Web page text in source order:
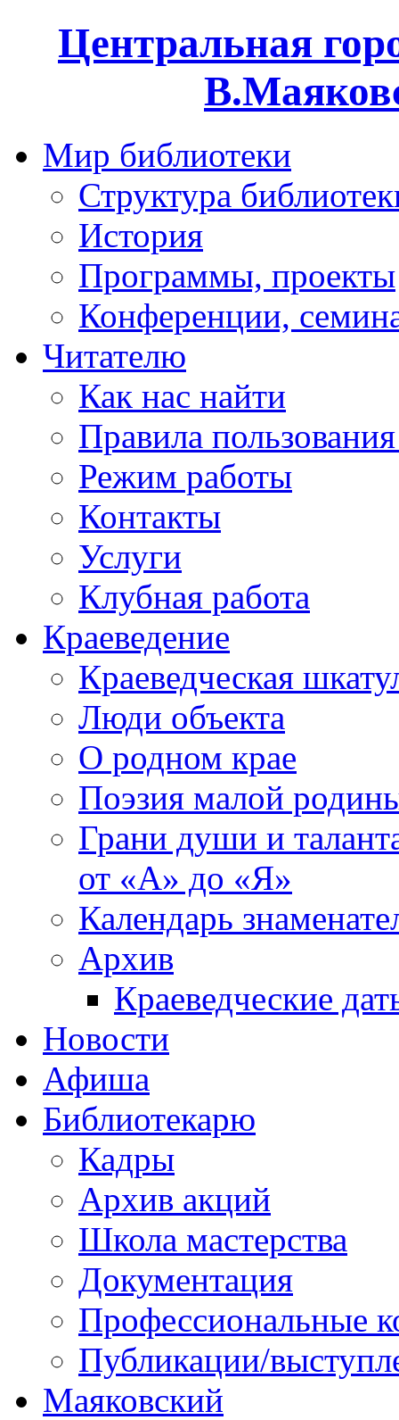
Центральная
Мир библиотеки
Структура
История
Программы, проекты
Конференции,
Читателю
Как нас найти
Правила
Режим работы
Контакты
Услуги
Клубная работа
Краеведение
Краеведческая
Люди объекта
О родном крае
Поэзия малой
Грани души и
от «А» до «Я»
Календарь
Архив
Краеведческие
Новости
Афиша
Библиотекарю
Кадры
Архив акций
Школа мастерства
Документация
Профессиональные
Публикации/
Маяковский